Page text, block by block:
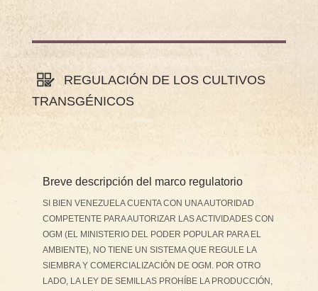
REGULACIÓN DE LOS CULTIVOS
TRANSGÉNICOS
Breve descripción del marco regulatorio
SI BIEN VENEZUELA CUENTA CON UNA AUTORIDAD
COMPETENTE PARA AUTORIZAR LAS ACTIVIDADES CON
OGM (EL MINISTERIO DEL PODER POPULAR PARA EL
AMBIENTE), NO TIENE UN SISTEMA QUE REGULE LA
SIEMBRA Y COMERCIALIZACIÓN DE OGM. POR OTRO
LADO, LA LEY DE SEMILLAS PROHÍBE LA PRODUCCIÓN,